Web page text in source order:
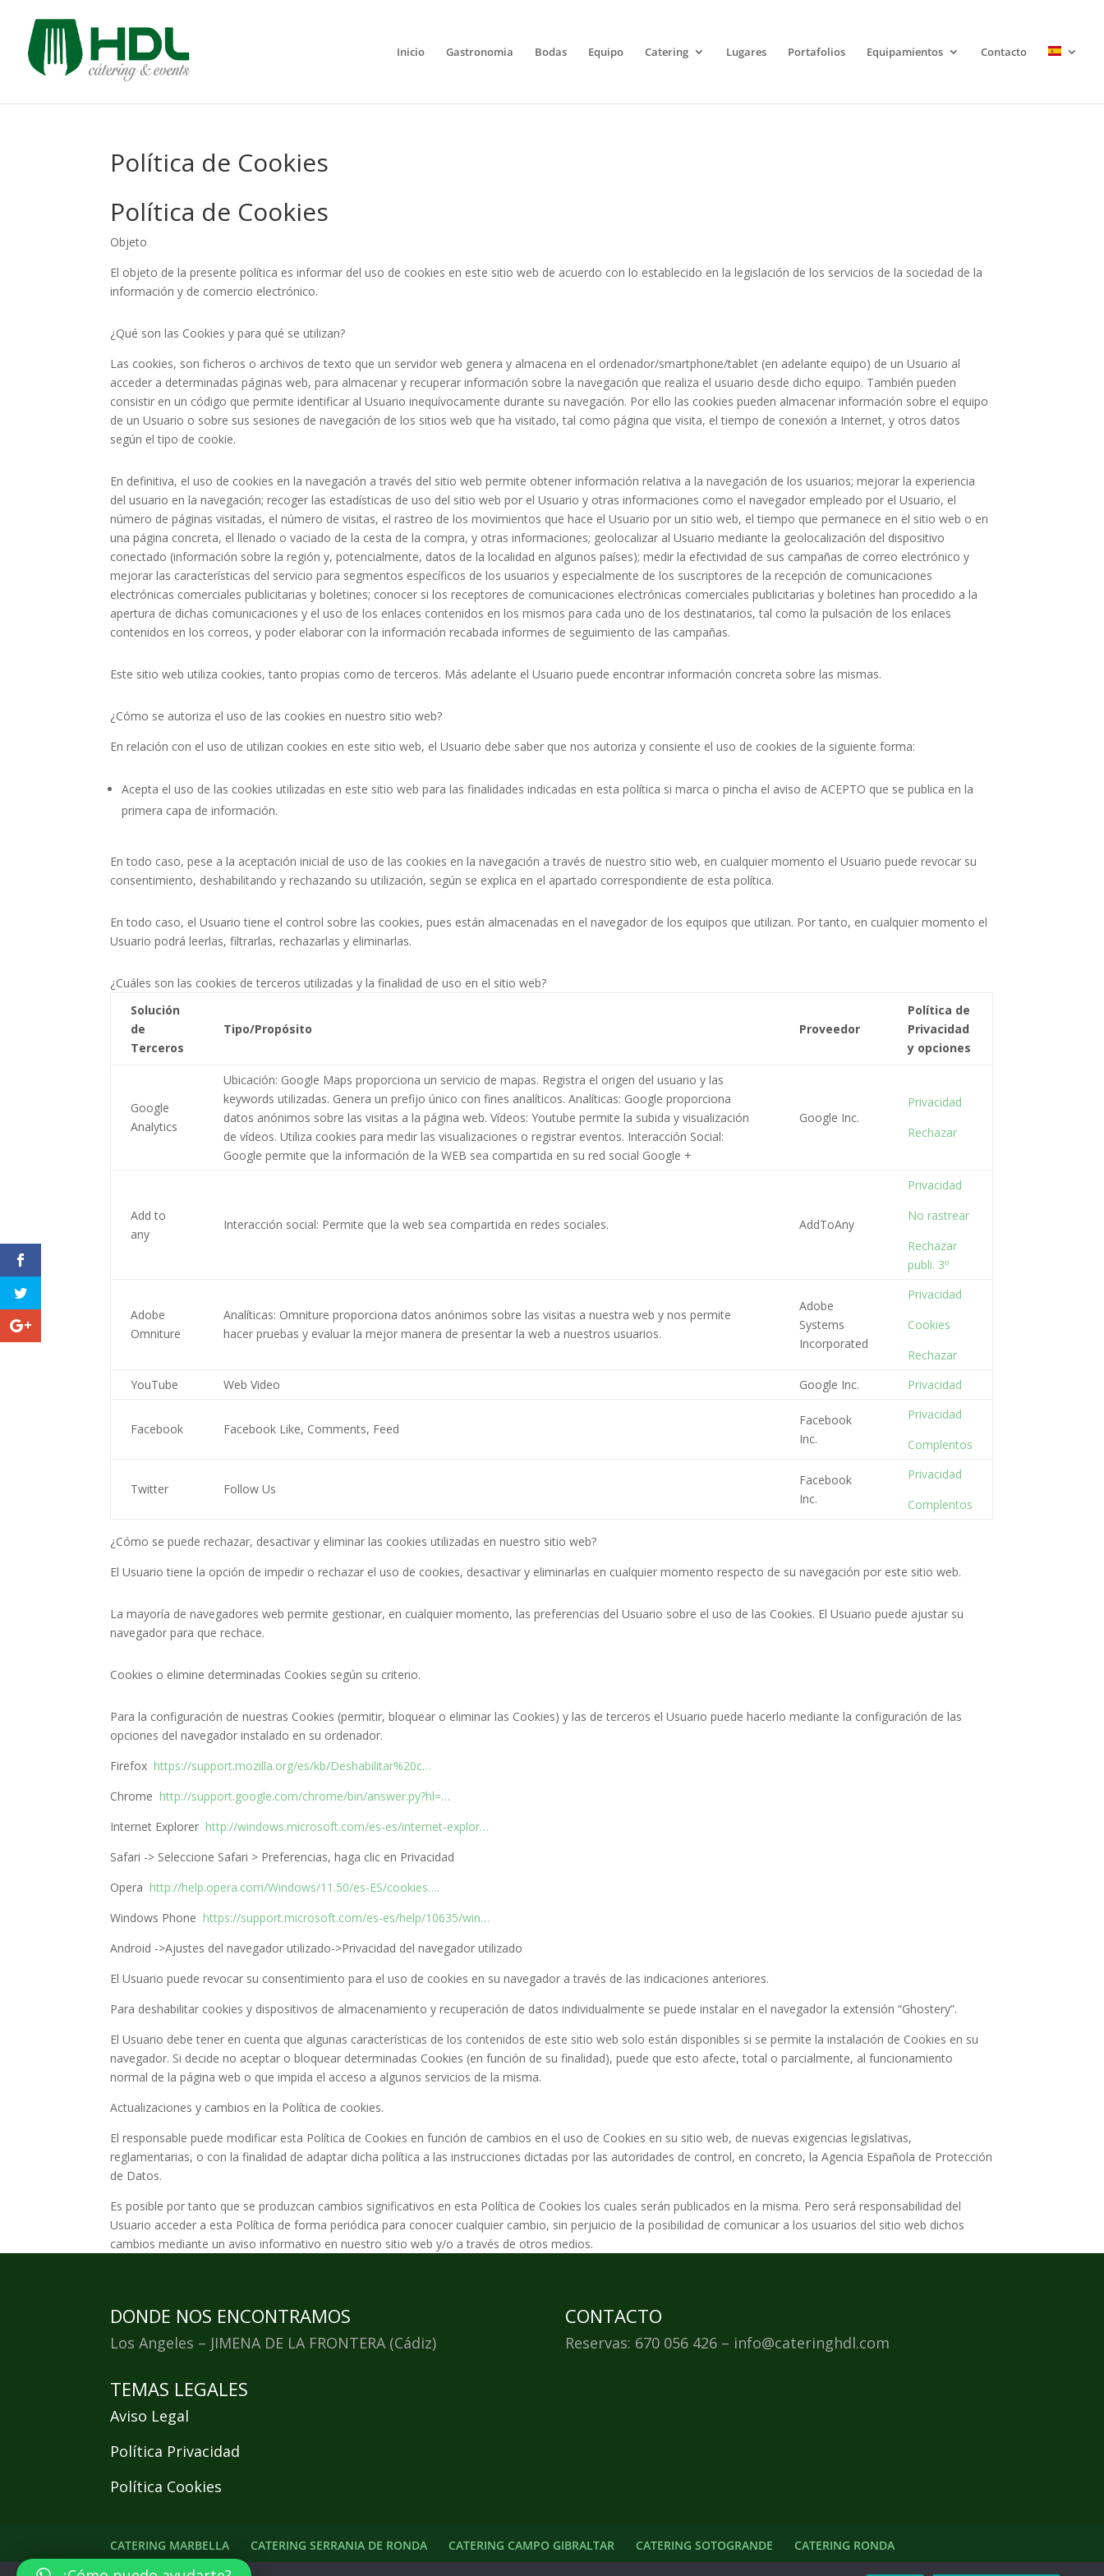
Inicio Gastronomia Bodas Equipo Catering Lugares Portafolios Equipamientos Contacto
Política de Cookies
Política de Cookies
Objeto
El objeto de la presente política es informar del uso de cookies en este sitio web de acuerdo con lo establecido en la legislación de los servicios de la sociedad de la
información y de comercio electrónico.
¿Qué son las Cookies y para qué se utilizan?
Las cookies, son ficheros o archivos de texto que un servidor web genera y almacena en el ordenador/smartphone/tablet (en adelante equipo) de un Usuario al
acceder a determinadas páginas web, para almacenar y recuperar información sobre la navegación que realiza el usuario desde dicho equipo. También pueden
consistir en un código que permite identificar al Usuario inequívocamente durante su navegación. Por ello las cookies pueden almacenar información sobre el equipo
de un Usuario o sobre sus sesiones de navegación de los sitios web que ha visitado, tal como página que visita, el tiempo de conexión a Internet, y otros datos
según el tipo de cookie.
En definitiva, el uso de cookies en la navegación a través del sitio web permite obtener información relativa a la navegación de los usuarios; mejorar la experiencia
del usuario en la navegación; recoger las estadísticas de uso del sitio web por el Usuario y otras informaciones como el navegador empleado por el Usuario, el
número de páginas visitadas, el número de visitas, el rastreo de los movimientos que hace el Usuario por un sitio web, el tiempo que permanece en el sitio web o en
una página concreta, el llenado o vaciado de la cesta de la compra, y otras informaciones; geolocalizar al Usuario mediante la geolocalización del dispositivo
conectado (información sobre la región y, potencialmente, datos de la localidad en algunos países); medir la efectividad de sus campañas de correo electrónico y
mejorar las características del servicio para segmentos específicos de los usuarios y especialmente de los suscriptores de la recepción de comunicaciones
electrónicas comerciales publicitarias y boletines; conocer si los receptores de comunicaciones electrónicas comerciales publicitarias y boletines han procedido a la
apertura de dichas comunicaciones y el uso de los enlaces contenidos en los mismos para cada uno de los destinatarios, tal como la pulsación de los enlaces
contenidos en los correos, y poder elaborar con la información recabada informes de seguimiento de las campañas.
Este sitio web utiliza cookies, tanto propias como de terceros. Más adelante el Usuario puede encontrar información concreta sobre las mismas.
¿Cómo se autoriza el uso de las cookies en nuestro sitio web?
En relación con el uso de utilizan cookies en este sitio web, el Usuario debe saber que nos autoriza y consiente el uso de cookies de la siguiente forma:
Acepta el uso de las cookies utilizadas en este sitio web para las finalidades indicadas en esta política si marca o pincha el aviso de ACEPTO que se publica en la
primera capa de información.
En todo caso, pese a la aceptación inicial de uso de las cookies en la navegación a través de nuestro sitio web, en cualquier momento el Usuario puede revocar su
consentimiento, deshabilitando y rechazando su utilización, según se explica en el apartado correspondiente de esta política.
En todo caso, el Usuario tiene el control sobre las cookies, pues están almacenadas en el navegador de los equipos que utilizan. Por tanto, en cualquier momento el
Usuario podrá leerlas, filtrarlas, rechazarlas y eliminarlas.
¿Cuáles son las cookies de terceros utilizadas y la finalidad de uso en el sitio web?
Solución
de
Terceros
Tipo/Propósito Proveedor
Política de
Privacidad
y opciones
Google
Analytics
Ubicación: Google Maps proporciona un servicio de mapas. Registra el origen del usuario y las
keywords utilizadas. Genera un prefijo único con fines analíticos. Analíticas: Google proporciona
datos anónimos sobre las visitas a la página web. Vídeos: Youtube permite la subida y visualización
de vídeos. Utiliza cookies para medir las visualizaciones o registrar eventos. Interacción Social:
Google permite que la información de la WEB sea compartida en su red social Google +
Google Inc.
Privacidad
Rechazar
Add to
any
Interacción social: Permite que la web sea compartida en redes sociales. AddToAny
Privacidad
No rastrear
Rechazar
publi. 3º
Adobe
Omniture
Analíticas: Omniture proporciona datos anónimos sobre las visitas a nuestra web y nos permite
hacer pruebas y evaluar la mejor manera de presentar la web a nuestros usuarios.
Adobe
Systems
Incorporated
Privacidad
Cookies
Rechazar
YouTube
Web Video Google Inc. Privacidad
Facebook Facebook Like, Comments, Feed
Facebook
Inc.
Privacidad
Complentos
Twitter Follow Us
Facebook
Inc.
Privacidad
Complentos
¿Cómo se puede rechazar, desactivar y eliminar las cookies utilizadas en nuestro sitio web?
El Usuario tiene la opción de impedir o rechazar el uso de cookies, desactivar y eliminarlas en cualquier momento respecto de su navegación por este sitio web.
La mayoría de navegadores web permite gestionar, en cualquier momento, las preferencias del Usuario sobre el uso de las Cookies. El Usuario puede ajustar su
navegador para que rechace.
Cookies o elimine determinadas Cookies según su criterio.
Para la configuración de nuestras Cookies (permitir, bloquear o eliminar las Cookies) y las de terceros el Usuario puede hacerlo mediante la configuración de las
opciones del navegador instalado en su ordenador.
Firefox https://support.mozilla.org/es/kb/Deshabilitar%20c…
Chrome http://support.google.com/chrome/bin/answer.py?hl=…
Internet Explorer http://windows.microsoft.com/es-es/internet-explor…
Safari -> Seleccione Safari > Preferencias, haga clic en Privacidad
Opera http://help.opera.com/Windows/11.50/es-ES/cookies….
Windows Phone https://support.microsoft.com/es-es/help/10635/win…
Android ->Ajustes del navegador utilizado->Privacidad del navegador utilizado
El Usuario puede revocar su consentimiento para el uso de cookies en su navegador a través de las indicaciones anteriores.
Para deshabilitar cookies y dispositivos de almacenamiento y recuperación de datos individualmente se puede instalar en el navegador la extensión “Ghostery”.
El Usuario debe tener en cuenta que algunas características de los contenidos de este sitio web solo están disponibles si se permite la instalación de Cookies en su
navegador. Si decide no aceptar o bloquear determinadas Cookies (en función de su finalidad), puede que esto afecte, total o parcialmente, al funcionamiento
normal de la página web o que impida el acceso a algunos servicios de la misma.
Actualizaciones y cambios en la Política de cookies.
El responsable puede modificar esta Política de Cookies en función de cambios en el uso de Cookies en su sitio web, de nuevas exigencias legislativas,
reglamentarias, o con la finalidad de adaptar dicha política a las instrucciones dictadas por las autoridades de control, en concreto, la Agencia Española de Protección
de Datos.
Es posible por tanto que se produzcan cambios significativos en esta Política de Cookies los cuales serán publicados en la misma. Pero será responsabilidad del
Usuario acceder a esta Política de forma periódica para conocer cualquier cambio, sin perjuicio de la posibilidad de comunicar a los usuarios del sitio web dichos
cambios mediante un aviso informativo en nuestro sitio web y/o a través de otros medios.
DONDE NOS ENCONTRAMOS
Los Angeles – JIMENA DE LA FRONTERA (Cádiz)
TEMAS LEGALES
Aviso Legal
Política Privacidad
Política Cookies
CONTACTO
Reservas: 670 056 426 – info@cateringhdl.com
CATERING MARBELLA CATERING SERRANIA DE RONDA CATERING CAMPO GIBRALTAR CATERING SOTOGRANDE CATERING RONDA